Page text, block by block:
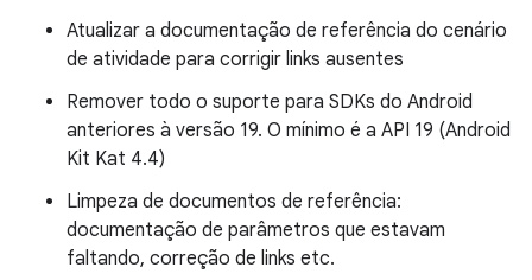
Atualizar a documentação de referência do cenário
de atividade para corrigir links ausentes
Remover todo o suporte para SDKs do Android
anteriores à versão 19. O mínimo é a API 19 (Android
Kit Kat 4.4)
Limpeza de documentos de referência:
documentação de parâmetros que estavam
faltando, correção de links etc.